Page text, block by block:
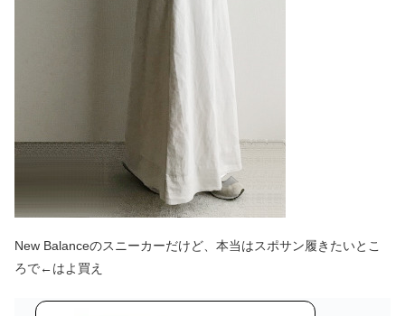
New Balanceのスニーカーだけど、本当はスポサン履きたいとこ
ろで←はよ買え